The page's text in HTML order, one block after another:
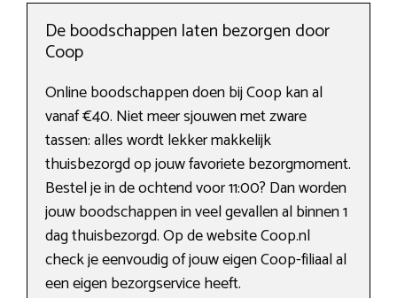
De boodschappen laten bezorgen door
Coop
Online boodschappen doen bij Coop kan al
vanaf €40. Niet meer sjouwen met zware
tassen: alles wordt lekker makkelijk
thuisbezorgd op jouw favoriete bezorgmoment.
Bestel je in de ochtend voor 11:00? Dan worden
jouw boodschappen in veel gevallen al binnen 1
dag thuisbezorgd. Op de website Coop.nl
check je eenvoudig of jouw eigen Coop-filiaal al
een eigen bezorgservice heeft.